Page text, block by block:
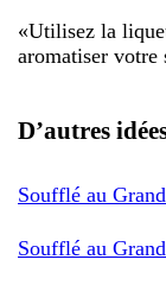
«Utilisez la
aromatiser votre
D’autres
Soufflé au
Soufflé au